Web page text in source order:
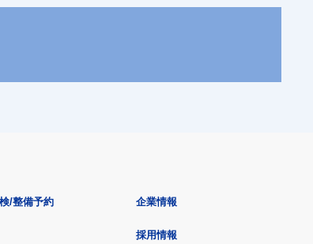
/整備予約 企業情報
採用情報